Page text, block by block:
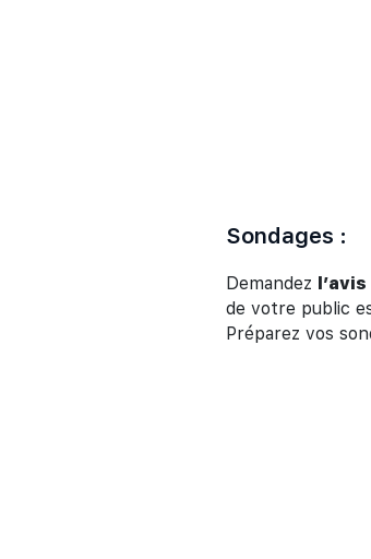
Sondages :
Demandez l’avis
de votre public
Préparez vos